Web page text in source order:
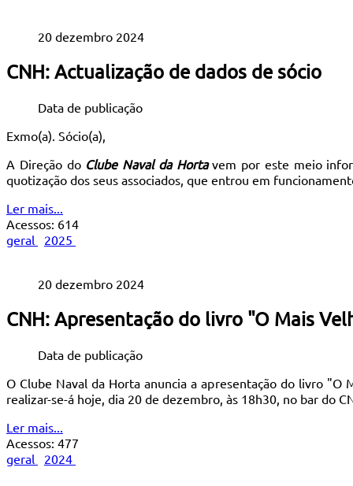
20 dezembro 2024
CNH: Actualização de dados de sócio
Data de publicação
Exmo(a). Sócio(a),
A Direção do Clube Naval da Hortavem por este meio
quotização dos seus associados, que entrou em
Ler mais...
Acessos: 614
geral
2025
20 dezembro 2024
CNH: Apresentação do livro "O Mais
Data de publicação
O Clube Naval da Horta anuncia a apresentação do livro
realizar-se-á hoje, dia 20 de dezembro, às 18h30, no bar do
Ler mais...
Acessos: 477
geral
2024